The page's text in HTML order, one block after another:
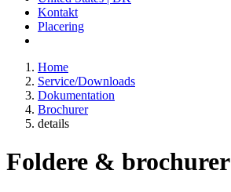
Kontakt
Placering
Home
Service/Downloads
Dokumentation
Brochurer
details
Foldere & brochurer